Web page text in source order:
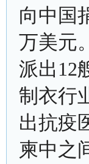
向中国
万美元
派出12
制衣行
出抗疫
柬中之